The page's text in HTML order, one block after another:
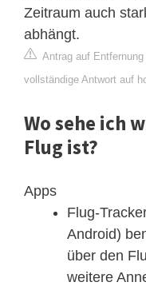
Zeitraum auch
abhängt.
Antrag auf
vollständige Antwort auf
Wo sehe ich
Flug ist?
Apps
Flug-
Android)
über den
weitere